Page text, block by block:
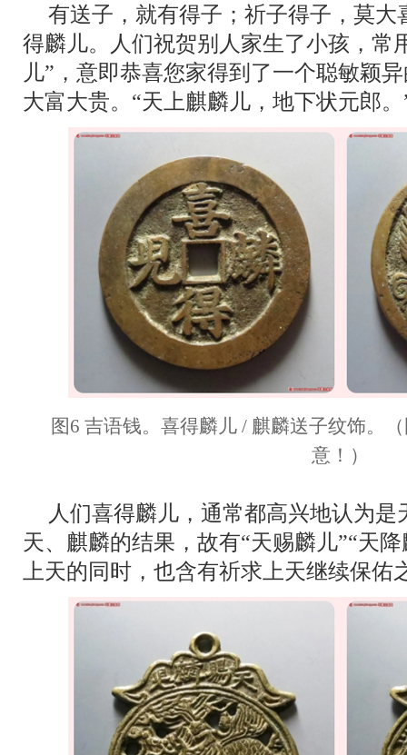
有送子，就有得子；祈子得子，莫
得麟儿。人们祝贺别人家生了小孩，常
儿”，意即恭喜您家得到了一个聪敏颖
大富大贵。“天上麒麟儿，地下状元郎。
图6 吉语钱。喜得麟儿 / 麒麟送子纹饰。
意！）
人们喜得麟儿，通常都高兴地认为
天、麒麟的结果，故有“天赐麟儿”“天
上天的同时，也含有祈求上天继续保佑